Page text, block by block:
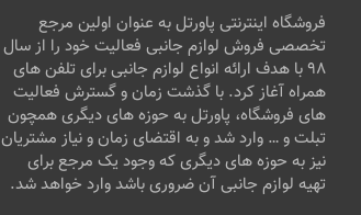
فروشگاه اینترنتی پاورتل به عنوان اولین مرجع
تخصصی فروش لوازم جانبی فعالیت خود را از سال
۹۸ با هدف ارائه انواع لوازم جانبی برای تلفن های
همراه آغاز کرد. با گذشت زمان و گسترش فعالیت
های فروشگاه، پاورتل به حوزه های دیگری همچون
تبلت و … وارد شد و به اقتضای زمان و نیاز مشتریان
نیز به حوزه های دیگری که وجود یک مرجع برای
تهیه لوازم جانبی آن ضروری باشد وارد خواهد شد.